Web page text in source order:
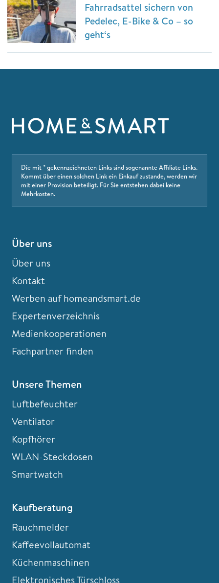
Fahrradsattel sichern von
Pedelec, E-Bike & Co – so
geht‘s
Die mit * gekennzeichneten Links sind sogenannte Affiliate Links.
Kommt über einen solchen Link ein Einkauf zustande, werden wir
mit einer Provision beteiligt. Für Sie entstehen dabei keine
Mehrkosten.
Über uns
Über uns
Kontakt
Werben auf homeandsmart.de
Expertenverzeichnis
Medienkooperationen
Fachpartner finden
Unsere Themen
Luftbefeuchter
Ventilator
Kopfhörer
WLAN-Steckdosen
Smartwatch
Kaufberatung
Rauchmelder
Kaffeevollautomat
Küchenmaschinen
Elektronisches Türschloss